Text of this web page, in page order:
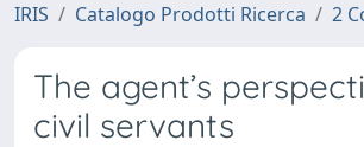
IRIS Catalogo Prodotti Ricerca 2
The agent’s
civil servants